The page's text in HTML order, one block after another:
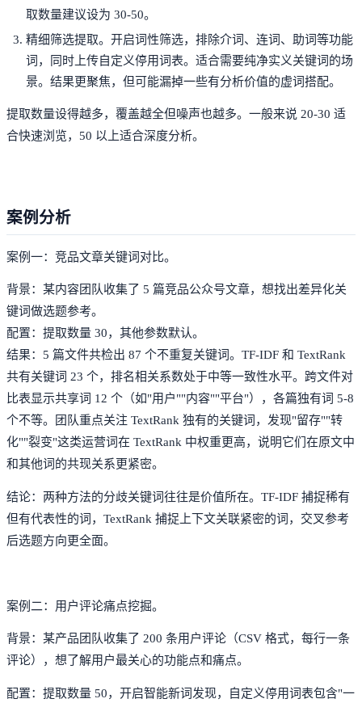
取数量建议设为 30-50。
精细筛选提取。开启词性筛选，排除介词、连词、助词等功能
词，同时上传自定义停用词表。适合需要纯净实义关键词的场
景。结果更聚焦，但可能漏掉一些有分析价值的虚词搭配。
提取数量设得越多，覆盖越全但噪声也越多。一般来说 20-30 适
合快速浏览，50 以上适合深度分析。
案例分析
案例一：竞品文章关键词对比。
背景：某内容团队收集了 5 篇竞品公众号文章，想找出差异化关
键词做选题参考。
配置：提取数量 30，其他参数默认。
结果：5 篇文件共检出 87 个不重复关键词。TF-IDF 和 TextRank
共有关键词 23 个，排名相关系数处于中等一致性水平。跨文件对
比表显示共享词 12 个（如"用户""内容""平台"），各篇独有词 5-8
个不等。团队重点关注 TextRank 独有的关键词，发现"留存""转
化""裂变"这类运营词在 TextRank 中权重更高，说明它们在原文中
和其他词的共现关系更紧密。
结论：两种方法的分歧关键词往往是价值所在。TF-IDF 捕捉稀有
但有代表性的词，TextRank 捕捉上下文关联紧密的词，交叉参考
后选题方向更全面。
案例二：用户评论痛点挖掘。
背景：某产品团队收集了 200 条用户评论（CSV 格式，每行一条
评论），想了解用户最关心的功能点和痛点。
配置：提取数量 50，开启智能新词发现，自定义停用词表包含"一